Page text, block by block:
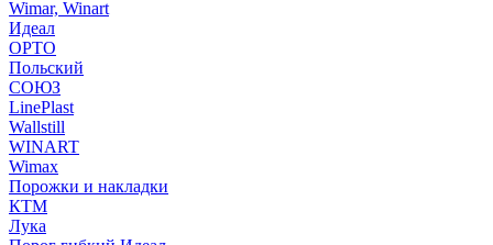
Wimar, Winart
Идеал
ОРТО
Польский
СОЮЗ
LinePlast
Wallstill
WINART
Wimax
Порожки и накладки
КТМ
Лука